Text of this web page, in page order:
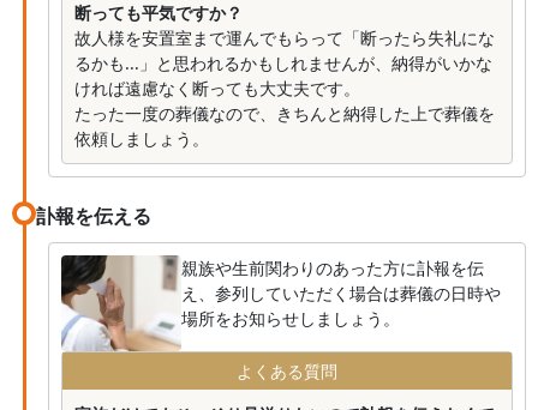
断っても平気ですか？
故人様を安置室まで運んでもらって「断ったら失礼にな
るかも...」と思われるかもしれませんが、納得がいかな
ければ遠慮なく断っても大丈夫です。
たった一度の葬儀なので、きちんと納得した上で葬儀を
依頼しましょう。
訃報を伝える
親族や生前関わりのあった方に訃報を伝
え、参列していただく場合は葬儀の日時や
場所をお知らせしましょう。
よくある質問